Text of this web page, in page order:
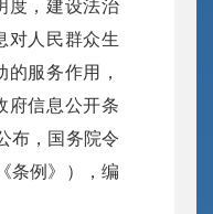
度，建设法治
对人民群众生
服务作用，
府信息公开条
布，国务院令
条例》），编